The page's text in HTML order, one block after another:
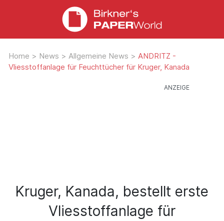
Home > News > Allgemeine News > ANDRITZ -
Vliesstoffanlage für Feuchttücher für Kruger, Kanada
Kruger, Kanada, bestellt erste
Vliesstoffanlage für